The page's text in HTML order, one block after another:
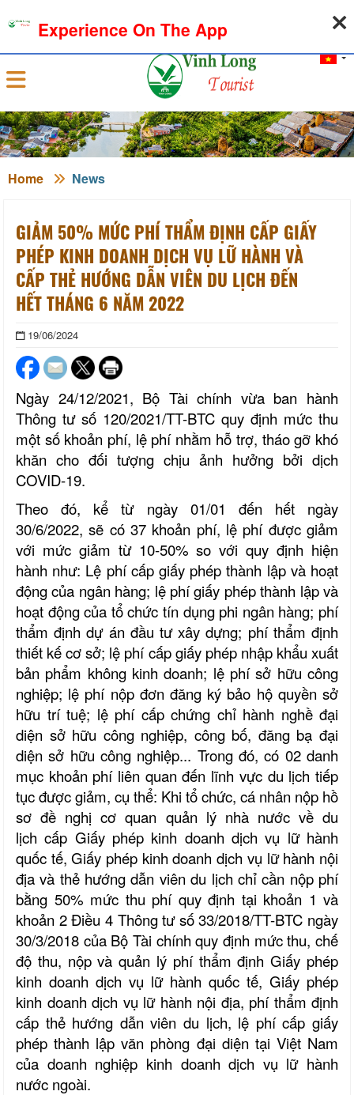
Sign in
Home News
GIẢM 50% MỨC PHÍ THẨM ĐỊNH CẤP GIẤY
PHÉP KINH DOANH DỊCH VỤ LỮ HÀNH VÀ
CẤP THẺ HƯỚNG DẪN VIÊN DU LỊCH ĐẾN
HẾT THÁNG 6 NĂM 2022
19/06/2024
Ngày 24/12/2021, Bộ Tài chính vừa ban hành
Thông tư số 120/2021/TT-BTC quy định mức thu
một số khoản phí, lệ phí nhằm hỗ trợ, tháo gỡ khó
khăn cho đối tượng chịu ảnh hưởng bởi dịch
COVID-19.
Theo đó, kể từ ngày 01/01 đến hết ngày
30/6/2022, sẽ có 37 khoản phí, lệ phí được giảm
với mức giảm từ 10-50% so với quy định hiện
hành như: Lệ phí cấp giấy phép thành lập và hoạt
động của ngân hàng; lệ phí giấy phép thành lập và
hoạt động của tổ chức tín dụng phi ngân hàng; phí
thẩm định dự án đầu tư xây dựng; phí thẩm định
thiết kế cơ sở; lệ phí cấp giấy phép nhập khẩu xuất
bản phẩm không kinh doanh; lệ phí sở hữu công
nghiệp; lệ phí nộp đơn đăng ký bảo hộ quyền sở
hữu trí tuệ; lệ phí cấp chứng chỉ hành nghề đại
diện sở hữu công nghiệp, công bố, đăng bạ đại
diện sở hữu công nghiệp... Trong đó, có 02 danh
mục khoản phí liên quan đến lĩnh vực du lịch tiếp
tục được giảm, cụ thể: Khi tổ chức, cá nhân nộp hồ
sơ đề nghị cơ quan quản lý nhà nước về du
lịch cấp Giấy phép kinh doanh dịch vụ lữ hành
quốc tế, Giấy phép kinh doanh dịch vụ lữ hành nội
địa và thẻ hướng dẫn viên du lịch chỉ cần nộp phí
bằng 50% mức thu phí quy định tại khoản 1 và
khoản 2 Điều 4 Thông tư số 33/2018/TT-BTC ngày
30/3/2018 của Bộ Tài chính quy định mức thu, chế
độ thu, nộp và quản lý phí thẩm định Giấy phép
kinh doanh dịch vụ lữ hành quốc tế, Giấy phép
kinh doanh dịch vụ lữ hành nội địa, phí thẩm định
cấp thẻ hướng dẫn viên du lịch, lệ phí cấp giấy
phép thành lập văn phòng đại diện tại Việt Nam
của doanh nghiệp kinh doanh dịch vụ lữ hành
nước ngoài.
Experience On The App